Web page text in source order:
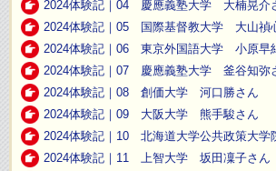
2024体験記｜04 慶應義塾大学 大楠晃介
2024体験記｜05 国際基督教大学 大山禎
2024体験記｜06 東京外国語大学 小原早
2024体験記｜07 慶應義塾大学 釜谷知弥
2024体験記｜08 創価大学 河口勝さん
2024体験記｜09 大阪大学 熊手駿さん
2024体験記｜10 北海道大学公共政策大
2024体験記｜11 上智大学 坂田凜子さん